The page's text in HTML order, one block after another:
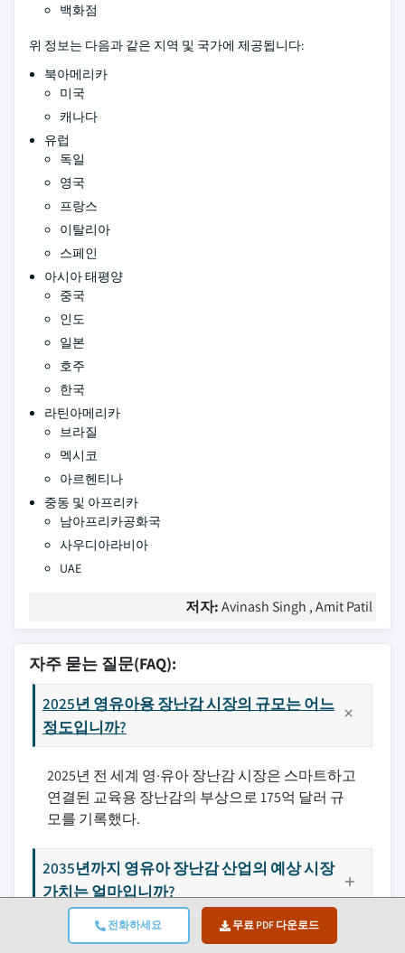
전화하세요 무료 PDF 다운로드
백화점
위 정보는 다음과 같은 지역 및 국가에 제공됩니다:
북아메리카
미국
캐나다
유럽
독일
영국
프랑스
이탈리아
스페인
아시아 태평양
중국
인도
일본
호주
한국
라틴아메리카
브라질
멕시코
아르헨티나
중동 및 아프리카
남아프리카공화국
사우디아라비아
UAE
저자:Avinash Singh , Amit Patil
자주 묻는 질문(FAQ):
2025년 영유아용 장난감 시장의 규모는 어느
정도입니까?
2025년 전 세계 영·유아 장난감 시장은 스마트하고
연결된 교육용 장난감의 부상으로 175억 달러 규
모를 기록했다.
2035년까지 영유아 장난감 산업의 예상 시장
가치는 얼마입니까?
2026년 현재 영유아 장난감 산업 규모는 어